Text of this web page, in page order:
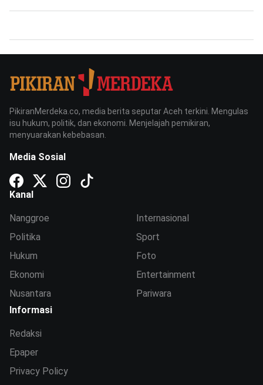
PikiranMerdeka.co, media berita seputar Aceh terkini. Mengulas
isu hukum, politik, dan ekonomi. Menjelajah pemikiran,
menyuarakan kebebasan.
Media Sosial
Kanal
Nanggroe
Politika
Hukum
Ekonomi
Nusantara
Internasional
Sport
Foto
Entertainment
Pariwara
Informasi
Redaksi
Epaper
Privacy Policy